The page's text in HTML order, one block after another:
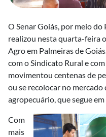
O Senar Goiás, por meio
realizou nesta quarta-feira
Agro em Palmeiras de
com o Sindicato Rural e
movimentou centenas de
ou se recolocar no
agropecuário, que segue
Com
mais